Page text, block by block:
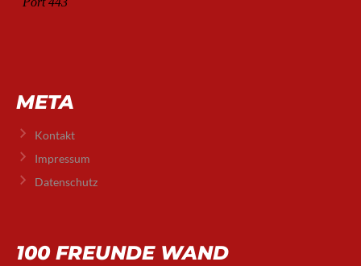
META
Kontakt
Impressum
Datenschutz
100 FREUNDE WAND